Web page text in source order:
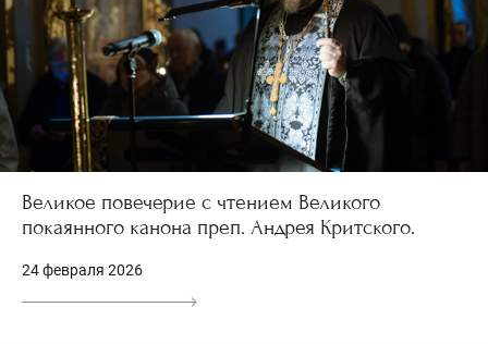
Великое повечерие с чтением Великого
покаянного канона преп. Андрея Критского.
24 февраля 2026